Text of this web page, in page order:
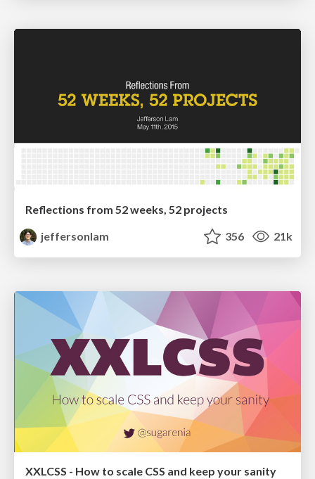
Reflections from 52 weeks, 52 projects
jeffersonlam
356 21k
XXLCSS - How to scale CSS and keep your sanity